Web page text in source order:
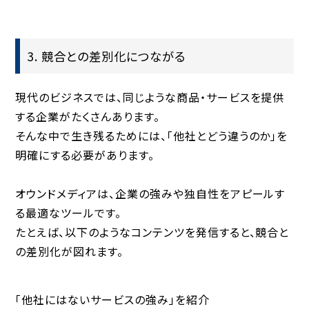
3. 競合との差別化につながる
現代のビジネスでは、同じような商品・サービスを提供
する企業がたくさんあります。
そんな中で生き残るためには、「他社とどう違うのか」を
明確にする必要があります。
オウンドメディアは、企業の強みや独自性をアピールす
る最適なツールです。
たとえば、以下のようなコンテンツを発信すると、競合と
の差別化が図れます。
「他社にはないサービスの強み」を紹介